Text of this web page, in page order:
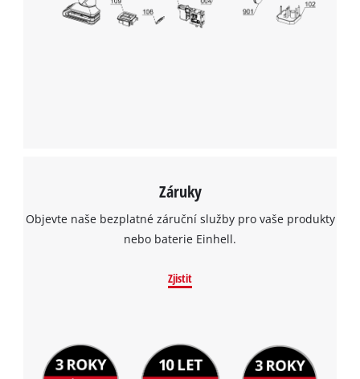
Záruky
Objevte naše bezplatné záruční služby pro vaše produkty
nebo baterie Einhell.
Zjistit